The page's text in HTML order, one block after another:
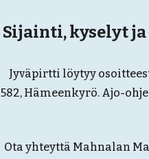
Sijainti, kyselyt
Jyväpirtti löytyy
582, Hämeenkyrö. Ajo-
Ota yhteyttä Mahnalan